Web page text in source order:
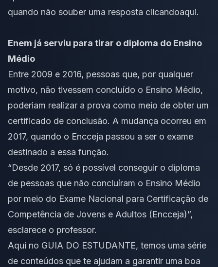
quando não souber uma resposta clicandoaqui.
Enem já serviu para tirar o diploma do Ensino
Médio
Entre 2009 e 2016, pessoas que, por qualquer
motivo, não tivessem concluído o Ensino Médio,
poderiam realizar a prova como meio de obter um
certificado de conclusão. A mudança ocorreu em
2017, quando o Encceja passou a ser o exame
destinado a essa função.
“Desde 2017, só é possível conseguir o diploma
de pessoas que não concluíram o Ensino Médio
por meio do Exame Nacional para Certificação de
Competência de Jovens e Adultos (Encceja)”,
esclarece o professor.
Aqui no GUIA DO ESTUDANTE, temos uma série
de conteúdos que te ajudam a garantir uma boa